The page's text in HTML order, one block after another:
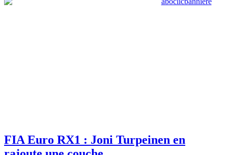
FIA Euro RX1 : Joni Turpeinen en